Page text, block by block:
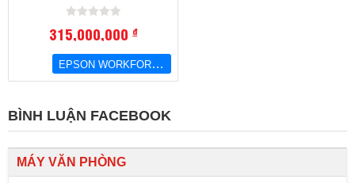
315,000,000đ
EPSON WORKFORCE ENTERPRISE WF-C20590
BÌNH LUẬN FACEBOOK
MÁY VĂN PHÒNG